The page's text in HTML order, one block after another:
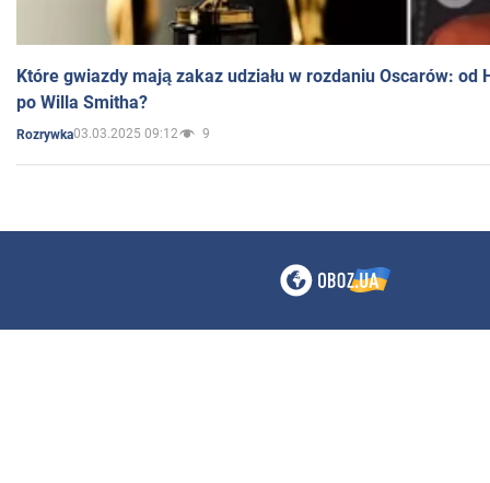
Które gwiazdy mają zakaz udziału w rozdaniu Oscarów: od
po Willa Smitha?
Rozrywka03.03.2025 09:12 9